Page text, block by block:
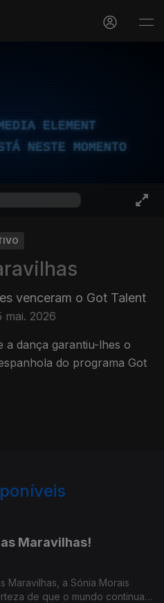
ELEMENT
NESTE MOMENTO
venceram o Got Talent
mai. 2026
a dança garantiu-lhes o
do programa Got
Maravilhas!
Maravilhas, a Sónia Morais
de que o mundo continua